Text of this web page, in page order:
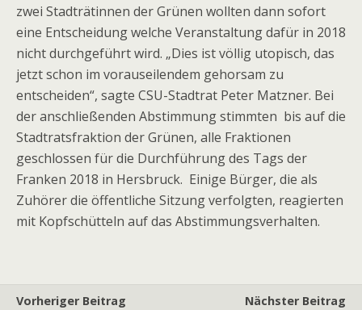
zwei Stadträtinnen der Grünen wollten dann sofort
eine Entscheidung welche Veranstaltung dafür in 2018
nicht durchgeführt wird. „Dies ist völlig utopisch, das
jetzt schon im vorauseilendem gehorsam zu
entscheiden“, sagte CSU-Stadtrat Peter Matzner. Bei
der anschließenden Abstimmung stimmten bis auf die
Stadtratsfraktion der Grünen, alle Fraktionen
geschlossen für die Durchführung des Tags der
Franken 2018 in Hersbruck. Einige Bürger, die als
Zuhörer die öffentliche Sitzung verfolgten, reagierten
mit Kopfschütteln auf das Abstimmungsverhalten.
Vorheriger Beitrag Nächster Beitrag